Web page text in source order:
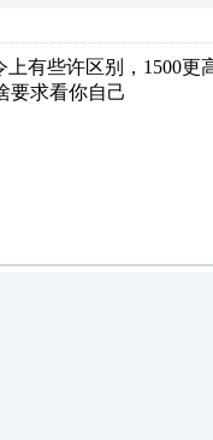
有些许区别，1500
要求看你自己